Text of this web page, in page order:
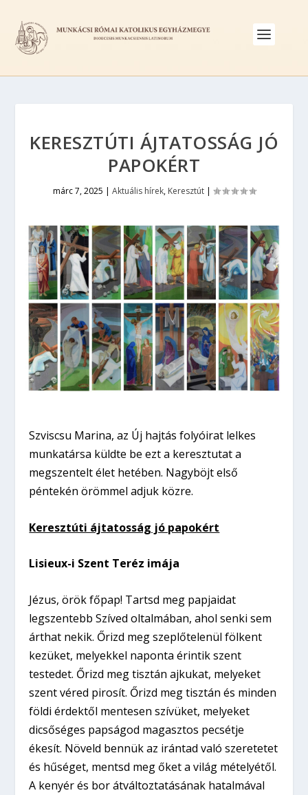
KERESZTÚTI ÁJTATOSSÁG JÓ
PAPOKÉRT
márc 7, 2025 | Aktuális hírek, Keresztút|
Szviscsu Marina, az Új hajtás folyóirat lelkes
munkatársa küldte be ezt a keresztutat a
megszentelt élet hetében. Nagyböjt első
péntekén örömmel adjuk közre.
Keresztúti ájtatosság jó papokért
Lisieux-i Szent Teréz imája
Jézus, örök főpap! Tartsd meg papjaidat
legszentebb Szíved oltalmában, ahol senki sem
árthat nekik. Őrizd meg szeplőtelenül fölkent
kezüket, melyekkel naponta érintik szent
testedet. Őrizd meg tisztán ajkukat, melyeket
szent véred pirosít. Őrizd meg tisztán és minden
földi érdektől mentesen szívüket, melyeket
dicsőséges papságod magasztos pecsétje
ékesít. Növeld bennük az irántad való szeretetet
és hűséget, mentsd meg őket a világ mételyétől.
A kenyér és bor átváltoztatásának hatalmával